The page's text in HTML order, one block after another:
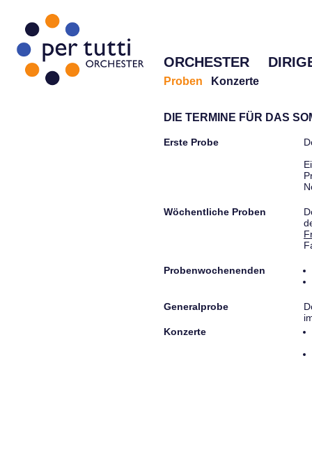
ORCHESTER
Proben Konzerte
DIE TERMINE FÜR DAS
Erste Probe
Wöchentliche Proben
Probenwochenenden
Generalprobe
Konzerte